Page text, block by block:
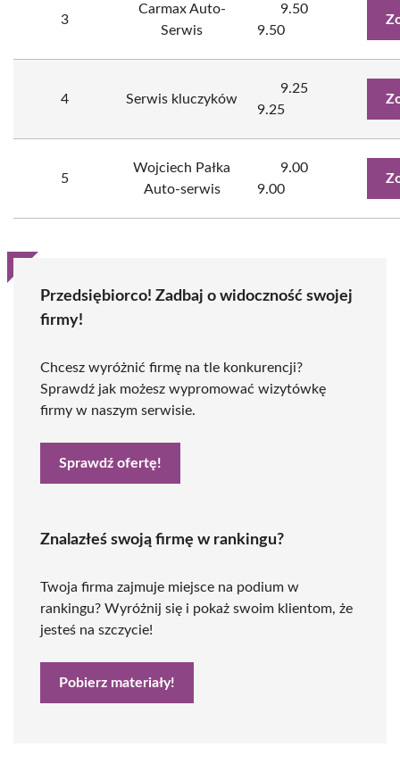
3
Carmax Auto-
Serwis
9.50
9.50
4 Serwis kluczyków
9.25
9.25
5
Wojciech Pałka
Auto-serwis
9.00
9.00
Przedsiębiorco! Zadbaj o widoczność swojej
firmy!
Chcesz wyróżnić firmę na tle konkurencji?
Sprawdź jak możesz wypromować wizytówkę
firmy w naszym serwisie.
Sprawdź ofertę!
Znalazłeś swoją firmę w rankingu?
Twoja firma zajmuje miejsce na podium w
rankingu? Wyróżnij się i pokaż swoim klientom, że
jesteś na szczycie!
Pobierz materiały!